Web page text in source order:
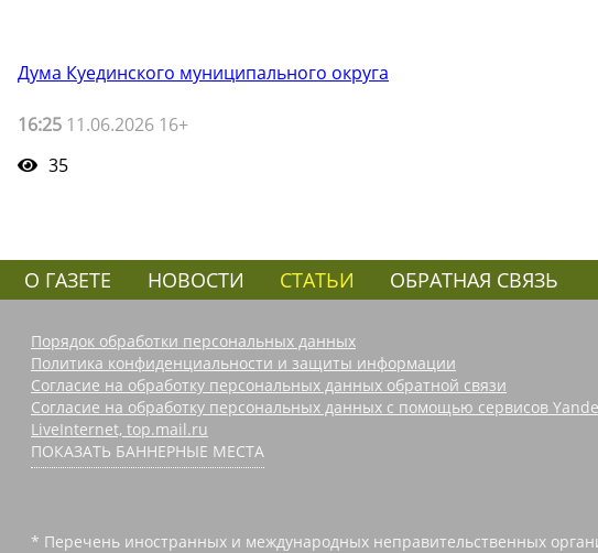
Дума Куединского муниципального округа
16:25 11.06.2026 16+
35
О ГАЗЕТЕ НОВОСТИ СТАТЬИ ОБРАТНАЯ СВЯЗЬ
Порядок обработки персональных данных
Политика конфиденциальности и защиты информации
Согласие на обработку персональных данных обратной связи
Согласие на обработку персональных данных с помощью сервисов
LiveInternet, top.mail.ru
ПОКАЗАТЬ БАННЕРНЫЕ МЕСТА
* Перечень иностранных и международных неправительственных